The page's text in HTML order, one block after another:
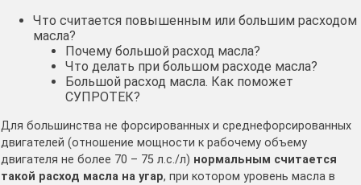
Что считается повышенным или большим расходом
масла?
Почему большой расход масла?
Что делать при большом расходе масла?
Большой расход масла. Как поможет
СУПРОТЕК?
Для большинства не форсированных и среднефорсированных
двигателей (отношение мощности к рабочему объему
двигателя не более 70 – 75 л.с./л) нормальным считается
такой расход масла на угар, при котором уровень масла в